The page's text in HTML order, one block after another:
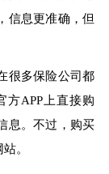
信息更准确，但
很多保险公司都
方APP上直接购
息。不过，购买
。